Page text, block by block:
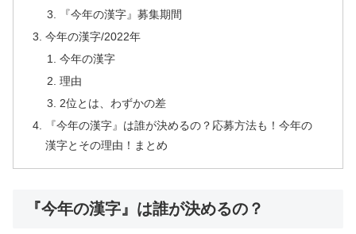
『今年の漢字』募集期間
今年の漢字/2022年
今年の漢字
理由
2位とは、わずかの差
『今年の漢字』は誰が決めるの？応募方法も！今年の
漢字とその理由！まとめ
『今年の漢字』は誰が決めるの？